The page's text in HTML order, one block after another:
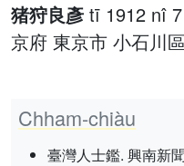
猪狩良彥 tī 1912 nî
京府 東京市 小石川
Chham-chiàu
臺灣人士鑑. 興南新